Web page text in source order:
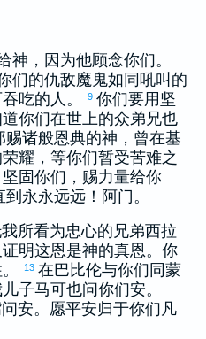
神，因为他顾念你们。
们的仇敌魔鬼如同吼叫的
吃的人。
9 你们要用坚
你们在世上的众弟兄也
赐诸般恩典的神，曾在基
耀，等你们暂受苦难之
固你们，赐力量给你
永永远远！阿门。
所看为忠心的兄弟西拉
明这恩是神的真恩。你
13 在 巴比伦与你们同蒙
子马可也问你们安。
安。愿平安归于你们凡